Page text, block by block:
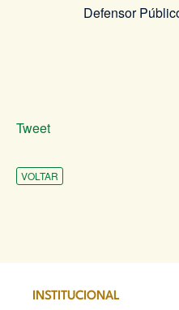
Defensor
Tweet
VOLTAR
INSTITUCIONAL